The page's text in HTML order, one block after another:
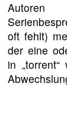
oft fehlt)
der eine
in